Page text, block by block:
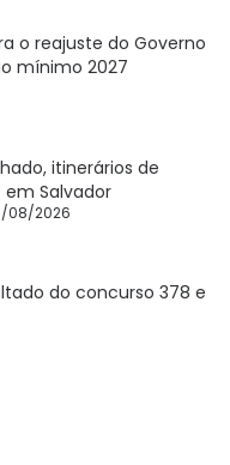
o reajuste do Governo
mínimo 2027
itinerários de
Salvador
08/2026
do concurso 378 e